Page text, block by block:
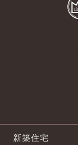
新築住宅